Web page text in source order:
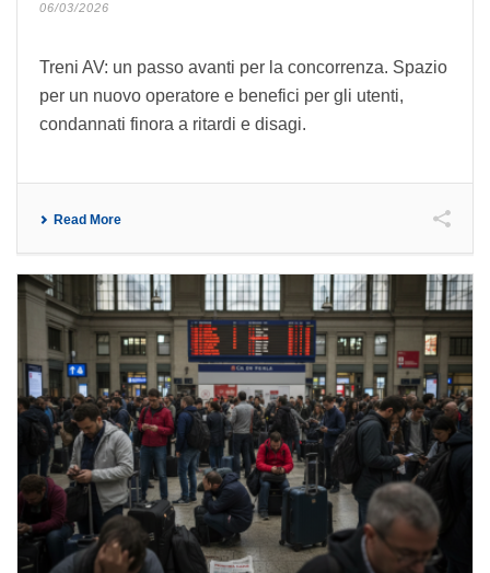
06/03/2026
Treni AV: un passo avanti per la concorrenza. Spazio
per un nuovo operatore e benefici per gli utenti,
condannati finora a ritardi e disagi.
Read More